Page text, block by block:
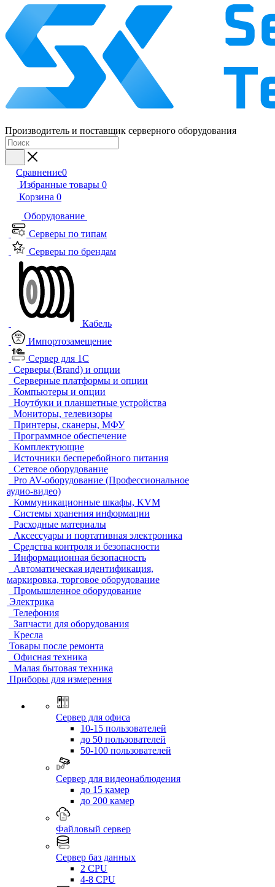
Производитель и поставщик серверного оборудования
Сравнение0
Избранные товары 0
Корзина 0
Оборудование
Серверы по типам
Серверы по брендам
Кабель
Импортозамещение
Сервер для 1С
Серверы (Brand) и опции
Серверные платформы и опции
Компьютеры и опции
Ноутбуки и планшетные устройства
Мониторы, телевизоры
Принтеры, сканеры, МФУ
Программное обеспечение
Комплектующие
Источники бесперебойного питания
Сетевое оборудование
Pro AV-оборудование (Профессиональное
аудио-видео)
Коммуникационные шкафы, KVM
Системы хранения информации
Расходные материалы
Аксессуары и портативная электроника
Средства контроля и безопасности
Информационная безопасность
Автоматическая идентификация,
маркировка, торговое оборудование
Промышленное оборудование
Электрика
Телефония
Запчасти для оборудования
Кресла
Товары после ремонта
Офисная техника
Малая бытовая техника
Приборы для измерения
Сервер для офиса
10-15 пользователей
до 50 пользователей
50-100 пользователей
Сервер для видеонаблюдения
до 15 камер
до 200 камер
Файловый сервер
Сервер баз данных
2 CPU
4-8 CPU